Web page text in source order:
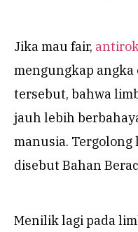
Jika mau fair,
mengungkap
tersebut, bahwa
jauh lebih
manusia. Tergolong
disebut Bahan
Menilik lagi pada